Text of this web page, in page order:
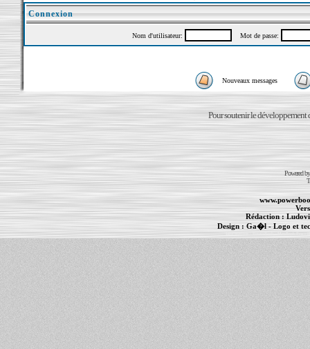
Connexion
Nom d'utilisateur: Mot de passe:
Nouveaux messages
Pour soutenir le développement
Powered
Rédaction :
Design : Ga�l- Logo et